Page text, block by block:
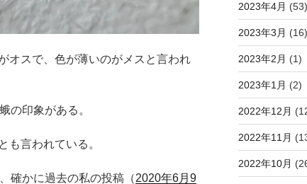
オスで、色が薄いのがメスと言われ
の印象がある。
も言われている。
確かに過去の私の投稿（2020年6月9
2023年4月 (53)
2023年3月 (16)
2023年2月 (1)
2023年1月 (2)
2022年12月
2022年11月
2022年10月